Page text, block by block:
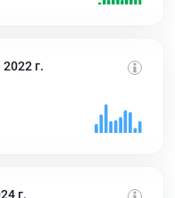
г.
г.